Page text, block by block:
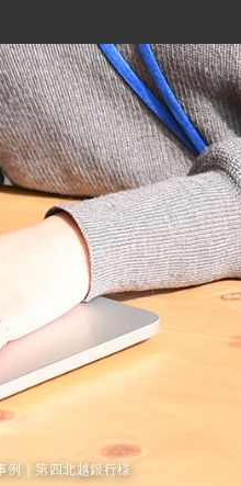
例｜第四北越銀行様